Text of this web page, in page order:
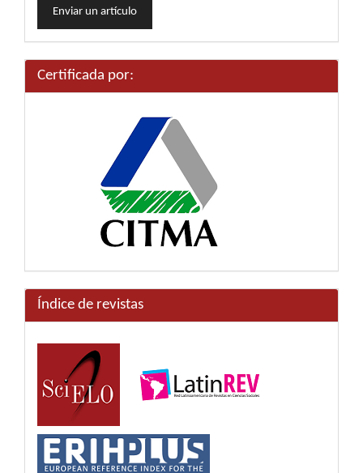
unEnviar un artículo
Certificada por:
Índice de revistas